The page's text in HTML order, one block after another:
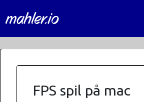
mahler.io
FPS spil på mac